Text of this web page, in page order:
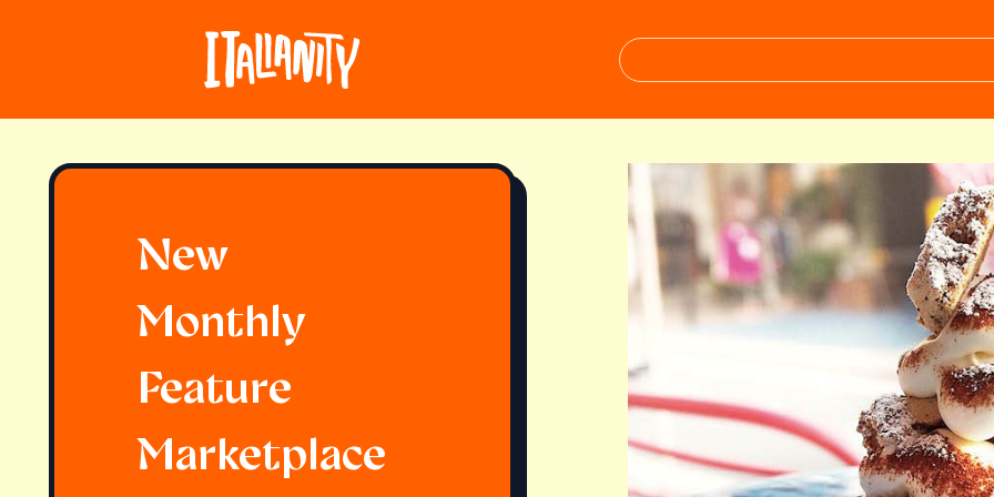
New
Monthly
Feature
Marketplace